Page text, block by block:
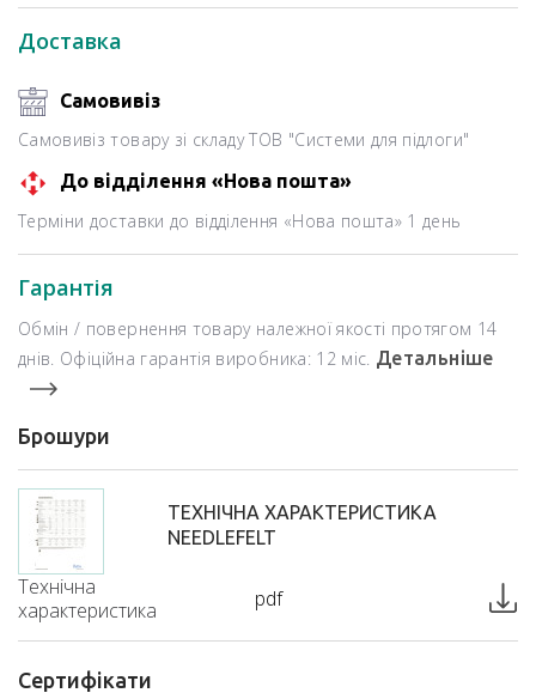
Доставка
Самовивіз
Самовивіз товару зі складу ТОВ "Системи для підлоги"
До відділення «Нова пошта»
Терміни доставки до відділення «Нова пошта» 1 день
Гарантія
Обмін / повернення товару належної якості протягом 14
днів. Офіційна гарантія виробника: 12 міс. Детальніше
Брошури
ТЕХНІЧНА ХАРАКТЕРИСТИКА
NEEDLEFELT
Технічна
характеристика
pdf
Сертифікати